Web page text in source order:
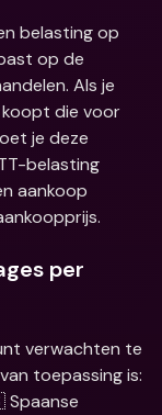
belasting op
op de
Als je
koopt die voor
je deze
belasting
aankoop
per
verwachten te
toepassing is: